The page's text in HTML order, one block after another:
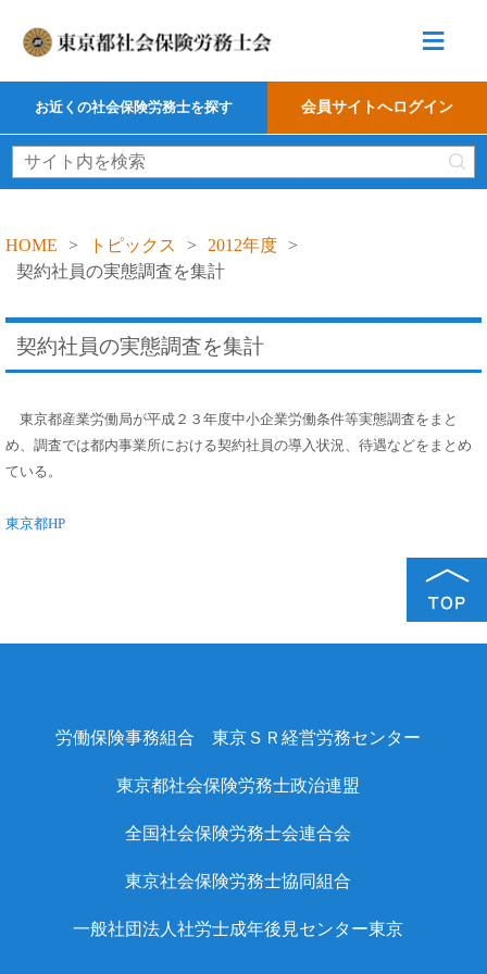
お近くの社会保険労務士を探す 会員サイトへログイン
≡
HOME > トピックス > 2012年度
>
契約社員の実態調査を集計
契約社員の実態調査を集計
東京都産業労働局が平成２３年度中小企業労働条件等実態調査をまと
め、調査では都内事業所における契約社員の導入状況、待遇などをまとめ
ている。
東京都HP
労働保険事務組合 東京ＳＲ経営労務センター
東京都社会保険労務士政治連盟
全国社会保険労務士会連合会
東京社会保険労務士協同組合
一般社団法人 社労士成年後見センター東京